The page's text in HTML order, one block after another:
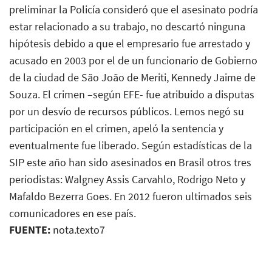
preliminar la Policía consideró que el asesinato podría
estar relacionado a su trabajo, no descartó ninguna
hipótesis debido a que el empresario fue arrestado y
acusado en 2003 por el de un funcionario de Gobierno
de la ciudad de São João de Meriti, Kennedy Jaime de
Souza. El crimen –según EFE- fue atribuido a disputas
por un desvío de recursos públicos. Lemos negó su
participación en el crimen, apeló la sentencia y
eventualmente fue liberado. Según estadísticas de la
SIP este año han sido asesinados en Brasil otros tres
periodistas: Walgney Assis Carvahlo, Rodrigo Neto y
Mafaldo Bezerra Goes. En 2012 fueron ultimados seis
comunicadores en ese país.
FUENTE: nota.texto7